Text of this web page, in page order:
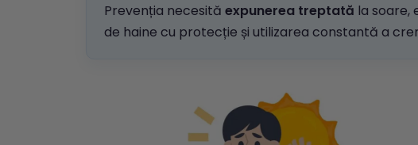
Prevenția necesită expunerea treptată la soare,
de haine cu protecție și utilizarea constantă a